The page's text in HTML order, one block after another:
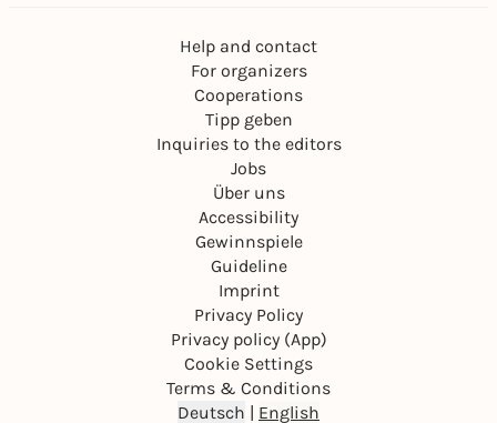
Help and contact
For organizers
Cooperations
Tipp geben
Inquiries to the editors
Jobs
Über uns
Accessibility
Gewinnspiele
Guideline
Imprint
Privacy Policy
Privacy policy (App)
Cookie Settings
Terms & Conditions
Deutsch | English